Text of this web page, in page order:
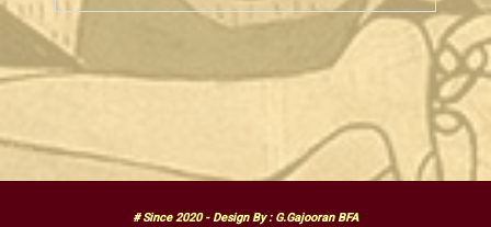
# Since 2020 - Design By : G.Gajooran BFA